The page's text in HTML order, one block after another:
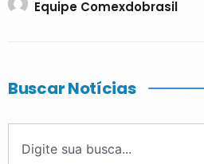
Equipe Comexdobrasil
Buscar Notícias